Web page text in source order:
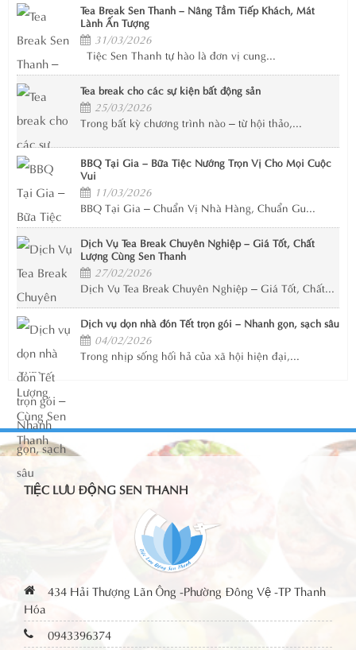
Tea Break Sen Thanh – Nâng Tầm Tiếp Khách, Mát
Lành Ấn Tượng
31/03/2026
Tiệc Sen Thanh tự hào là đơn vị cung...
Tea break cho các sự kiện bất động sản
25/03/2026
Trong bất kỳ chương trình nào – từ hội thảo,...
BBQ Tại Gia – Bữa Tiệc Nướng Trọn Vị Cho Mọi Cuộc
Vui
11/03/2026
BBQ Tại Gia – Chuẩn Vị Nhà Hàng, Chuẩn Gu...
Dịch Vụ Tea Break Chuyên Nghiệp – Giá Tốt, Chất
Lượng Cùng Sen Thanh
27/02/2026
Dịch Vụ Tea Break Chuyên Nghiệp – Giá Tốt, Chất...
Dịch vụ dọn nhà đón Tết trọn gói – Nhanh gọn, sạch sâu
04/02/2026
Trong nhịp sống hối hả của xã hội hiện đại,...
TIỆC LƯU ĐỘNG SEN THANH
434 Hải Thượng Lãn Ông -Phường Đông Vệ -TP Thanh
Hóa
0943396374